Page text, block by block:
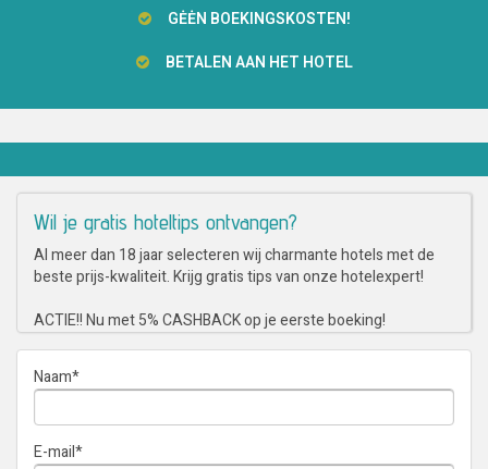
GĖĖN BOEKINGSKOSTEN!
BETALEN AAN HET HOTEL
Wil je gratis hoteltips ontvangen?
Al meer dan 18 jaar selecteren wij charmante hotels met de
beste prijs-kwaliteit. Krijg gratis tips van onze hotelexpert!
ACTIE!! Nu met 5% CASHBACK op je eerste boeking!
Naam*
E-mail*